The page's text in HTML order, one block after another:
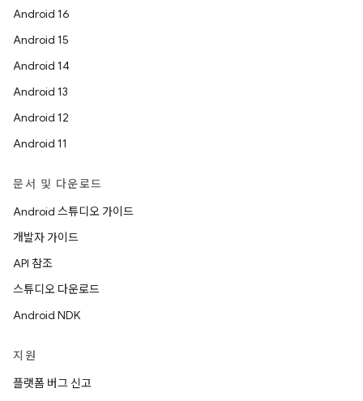
Android 16
Android 15
Android 14
Android 13
Android 12
Android 11
문서 및 다운로드
Android 스튜디오 가이드
개발자 가이드
API 참조
스튜디오 다운로드
Android NDK
지원
플랫폼 버그 신고